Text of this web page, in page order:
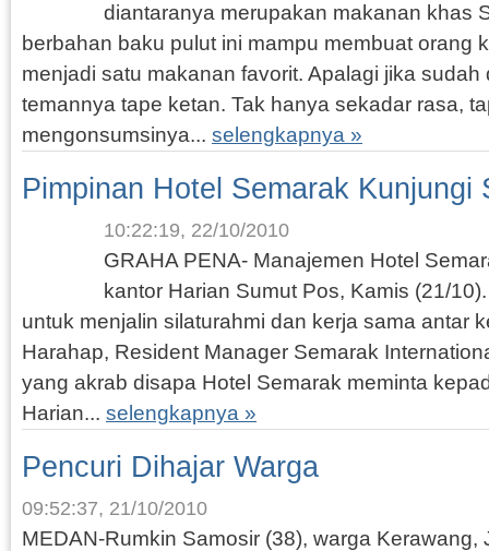
diantaranya merupakan makanan khas
berbahan baku pulut ini mampu membuat orang
menjadi satu makanan favorit. Apalagi jika
temannya tape ketan. Tak hanya sekadar rasa,
mengonsumsinya... selengkapnya »
Pimpinan Hotel Semarak Kunjungi
10:22:19, 22/10/2010
GRAHA PENA- Manajemen Hotel
kantor Harian Sumut Pos, Kamis (21/
untuk menjalin silaturahmi dan kerja sama antar
Harahap, Resident Manager Semarak
yang akrab disapa Hotel Semarak meminta
Harian... selengkapnya »
Pencuri Dihajar Warga
09:52:37, 21/10/2010
MEDAN-Rumkin Samosir (38), warga Kerawang,